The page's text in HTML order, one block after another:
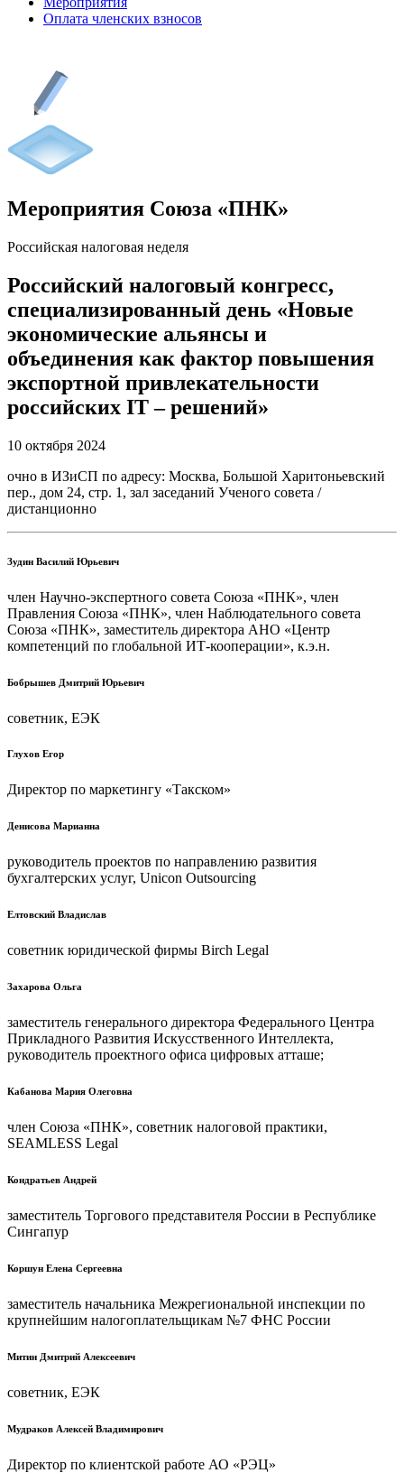
Оплата членских взносов
Мероприятия Союза «ПНК»
Российская налоговая неделя
Российский налоговый конгресс,
специализированный день «Новые
экономические альянсы и
объединения как фактор повышения
экспортной привлекательности
российских IT – решений»
10 октября 2024
очно в ИЗиСП по адресу: Москва, Большой Харитоньевский
пер., дом 24, стр. 1, зал заседаний Ученого совета /
дистанционно
Зудин Василий Юрьевич
член Научно-экспертного совета Союза «ПНК», член
Правления Союза «ПНК», член Наблюдательного совета
Союза «ПНК», заместитель директора АНО «Центр
компетенций по глобальной ИТ-кооперации», к.э.н.
Бобрышев Дмитрий Юрьевич
советник, ЕЭК
Глухов Егор
Директор по маркетингу «Такском»
Денисова Марианна
руководитель проектов по направлению развития
бухгалтерских услуг, Unicon Outsourcing
Елтовский Владислав
советник юридической фирмы Birch Legal
Захарова Ольга
заместитель генерального директора Федерального Центра
Прикладного Развития Искусственного Интеллекта,
руководитель проектного офиса цифровых атташе;
Кабанова Мария Олеговна
член Союза «ПНК», советник налоговой практики,
SEAMLESS Legal
Кондратьев Андрей
заместитель Торгового представителя России в Республике
Сингапур
Коршун Елена Сергеевна
заместитель начальника Межрегиональной инспекции по
крупнейшим налогоплательщикам №7 ФНС России
Митин Дмитрий Алексеевич
советник, ЕЭК
Мудраков Алексей Владимирович
Директор по клиентской работе АО «РЭЦ»